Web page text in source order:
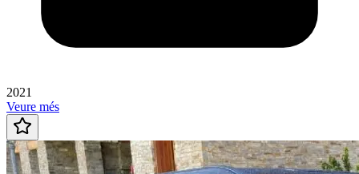
2021
Veure més